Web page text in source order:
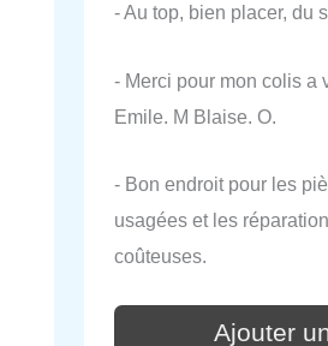
- Au top, bien placer, du
- Merci pour mon colis a
Emile. M Blaise. O.
- Bon endroit pour les
usagées et les
coûteuses.
Ajouter